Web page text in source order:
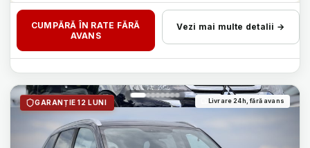
CUMPĂRĂ ÎN RATE FĂRĂ
AVANS
Vezi mai multe detalii →
GARANȚIE 12 LUNI Livrare 24h, fără avans